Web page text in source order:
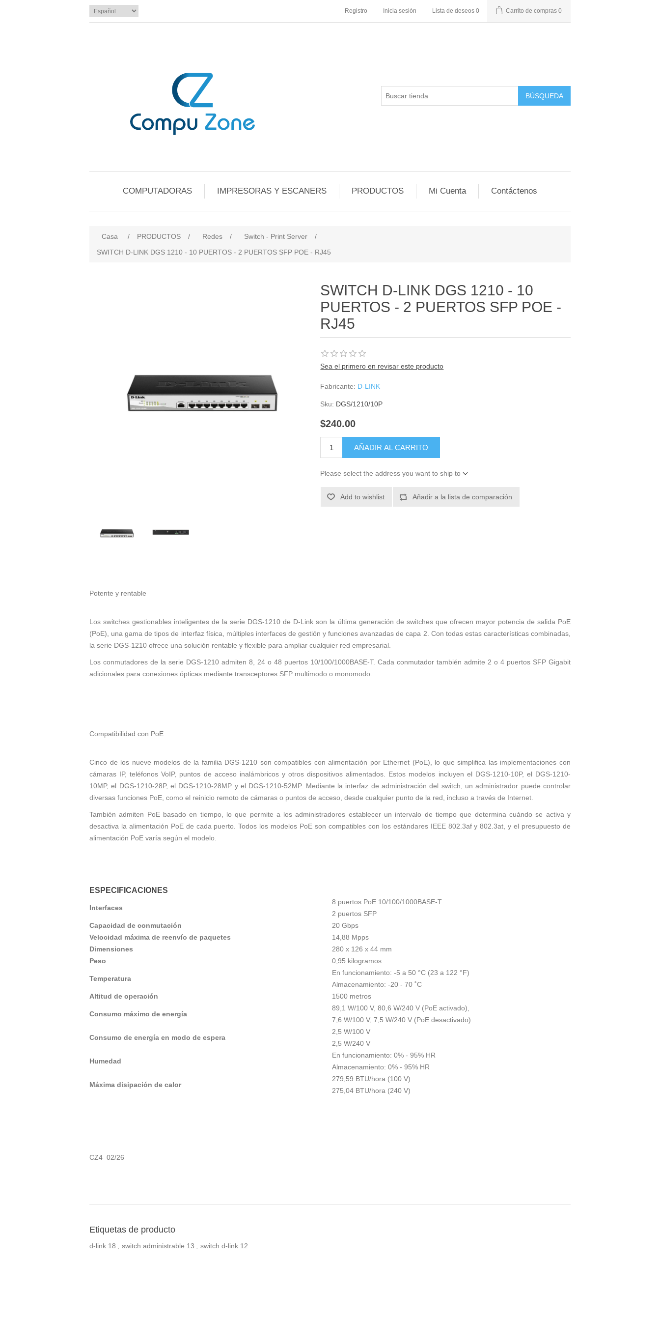
Registro Inicia sesión Lista de deseos 0 Carrito de compras 0
BÚSQUEDA
COMPUTADORAS IMPRESORAS Y ESCANERS PRODUCTOS Mi Cuenta Contáctenos
Casa / PRODUCTOS / Redes / Switch - Print Server
/
SWITCH D-LINK DGS 1210 - 10 PUERTOS - 2 PUERTOS SFP POE - RJ45
SWITCH D-LINK DGS 1210 - 10
PUERTOS - 2 PUERTOS SFP POE -
RJ45
Sea el primero en revisar este producto
Fabricante: D-LINK
Sku: DGS/1210/10P
$240.00
AÑADIR AL CARRITO
Please select the address you want to ship to
Add to wishlist Añadir a la lista de comparación
Potente y rentable
Los switches gestionables inteligentes de la serie DGS-1210 de D-Link son la última generación de switches que ofrecen mayor potencia de salida PoE
(PoE), una gama de tipos de interfaz física, múltiples interfaces de gestión y funciones avanzadas de capa 2. Con todas estas características combinadas,
la serie DGS-1210 ofrece una solución rentable y flexible para ampliar cualquier red empresarial.
Los conmutadores de la serie DGS-1210 admiten 8, 24 o 48 puertos 10/100/1000BASE-T. Cada conmutador también admite 2 o 4 puertos SFP Gigabit
adicionales para conexiones ópticas mediante transceptores SFP multimodo o monomodo.
Compatibilidad con PoE
Cinco de los nueve modelos de la familia DGS-1210 son compatibles con alimentación por Ethernet (PoE), lo que simplifica las implementaciones con
cámaras IP, teléfonos VoIP, puntos de acceso inalámbricos y otros dispositivos alimentados. Estos modelos incluyen el DGS-1210-10P, el DGS-1210-
10MP, el DGS-1210-28P, el DGS-1210-28MP y el DGS-1210-52MP. Mediante la interfaz de administración del switch, un administrador puede controlar
diversas funciones PoE, como el reinicio remoto de cámaras o puntos de acceso, desde cualquier punto de la red, incluso a través de Internet.
También admiten PoE basado en tiempo, lo que permite a los administradores establecer un intervalo de tiempo que determina cuándo se activa y
desactiva la alimentación PoE de cada puerto. Todos los modelos PoE son compatibles con los estándares IEEE 802.3af y 802.3at, y el presupuesto de
alimentación PoE varía según el modelo.
ESPECIFICACIONES
Interfaces
8 puertos PoE 10/100/1000BASE-T
2 puertos SFP
Capacidad de conmutación
20 Gbps
Velocidad máxima de reenvío de paquetes
14,88 Mpps
Dimensiones
280 x 126 x 44 mm
Peso
0,95 kilogramos
Temperatura
En funcionamiento: -5 a 50 °C (23 a 122 °F)
Almacenamiento: -20 - 70 ˚C
Altitud de operación
1500 metros
Consumo máximo de energía
89,1 W/100 V, 80,6 W/240 V (PoE activado),
7,6 W/100 V, 7,5 W/240 V (PoE desactivado)
Consumo de energía en modo de espera
2,5 W/100 V
2,5 W/240 V
Humedad
En funcionamiento: 0% - 95% HR
Almacenamiento: 0% - 95% HR
Máxima disipación de calor
279,59 BTU/hora (100 V)
275,04 BTU/hora (240 V)
CZ4 02/26
Etiquetas de producto
d-link 18 switch administrable 13 switch d-link 12